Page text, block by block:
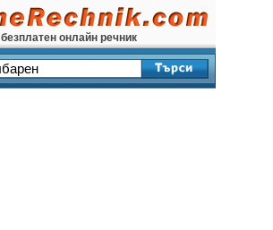
безплатен онлайн речник